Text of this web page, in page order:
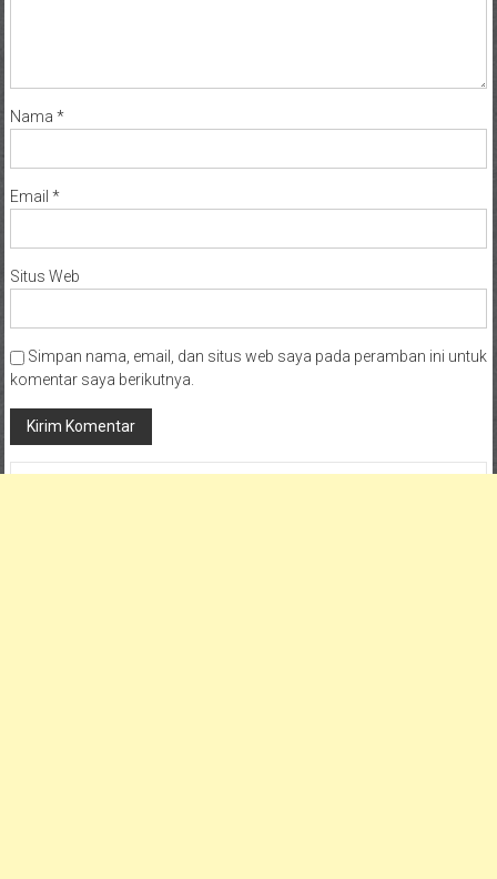
Nama *
Email *
Situs Web
Simpan nama, email, dan situs web saya pada peramban ini untuk
komentar saya berikutnya.